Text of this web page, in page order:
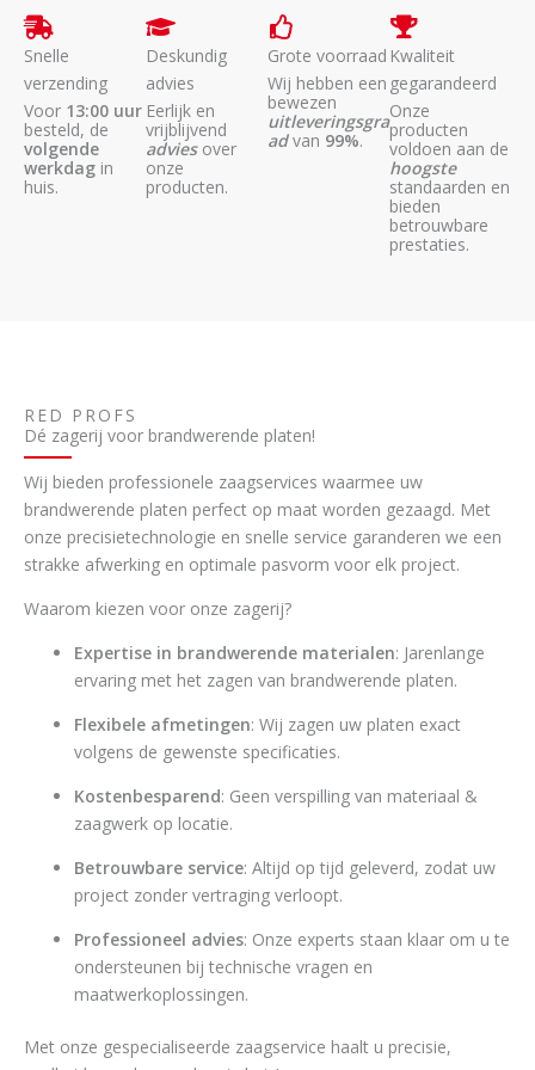
Snelle
verzending
Voor 13:00 uur
besteld, de
volgende
werkdag in
huis.
Deskundig
advies
Eerlijk en
vrijblijvend
adviesover
onze
producten.
Grote voorraad
Wij hebben een
bewezen
uitleveringsgra
advan 99%.
Kwaliteit
gegarandeerd
Onze
producten
voldoen aan de
hoogste
standaarden en
bieden
betrouwbare
prestaties.
RED PROFS
Dé zagerij voor brandwerende platen!
Wij bieden professionele zaagservices waarmee uw
brandwerende platen perfect op maat worden gezaagd. Met
onze precisietechnologie en snelle service garanderen we een
strakke afwerking en optimale pasvorm voor elk project.
Waarom kiezen voor onze zagerij?
Expertise in brandwerende materialen: Jarenlange
ervaring met het zagen van brandwerende platen.
Flexibele afmetingen: Wij zagen uw platen exact
volgens de gewenste specificaties.
Kostenbesparend: Geen verspilling van materiaal &
zaagwerk op locatie.
Betrouwbare service: Altijd op tijd geleverd, zodat uw
project zonder vertraging verloopt.
Professioneel advies: Onze experts staan klaar om u te
ondersteunen bij technische vragen en
maatwerkoplossingen.
Met onze gespecialiseerde zaagservice haalt u precisie,